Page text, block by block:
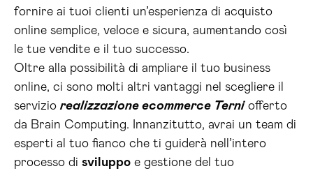
fornire ai tuoi clienti un’esperienza di acquisto
online semplice, veloce e sicura, aumentando così
le tue vendite e il tuo successo.
Oltre alla possibilità di ampliare il tuo business
online, ci sono molti altri vantaggi nel scegliere il
serviziorealizzazione ecommerce Terniofferto
da Brain Computing. Innanzitutto, avrai un team di
esperti al tuo fianco che ti guiderà nell’intero
processo di sviluppo e gestione del tuo